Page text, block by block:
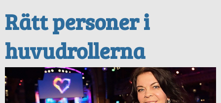
Rätt personer i
huvudrollerna